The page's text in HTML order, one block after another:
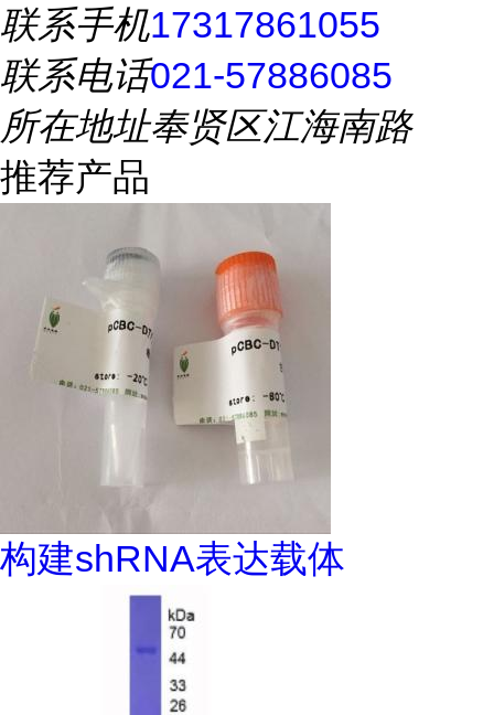
联系手机17317861055
联系电话021-57886085
所在地址奉贤区江海南路
推荐产品
构建shRNA表达载体